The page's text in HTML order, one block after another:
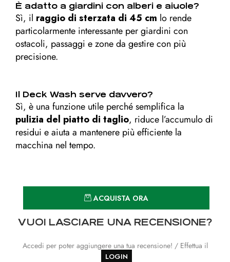
È adatto a giardini con alberi e aiuole?
Sì, il raggio di sterzata di 45 cm lo rende
particolarmente interessante per giardini con
ostacoli, passaggi e zone da gestire con più
precisione.
Il Deck Wash serve davvero?
Sì, è una funzione utile perché semplifica la
pulizia del piatto di taglio, riduce l’accumulo di
residui e aiuta a mantenere più efficiente la
macchina nel tempo.
ACQUISTA ORA
VUOI LASCIARE UNA RECENSIONE?
Accedi per poter aggiungere una tua recensione! / Effettua il
LOGIN